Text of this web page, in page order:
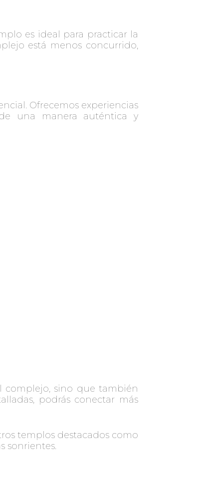
es ideal para practicar la
está menos concurrido,
Ofrecemos experiencias
una manera auténtica y
complejo, sino que también
podrás conectar más
templos destacados como
sonrientes.